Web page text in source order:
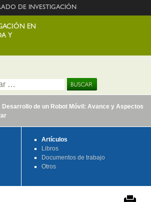
DE INVESTIGACIÓN
EN
Y
Desarrollo de un Robot Móvil: Avance y Aspectos
Artículos
Libros
Documentos de trabajo
Otros